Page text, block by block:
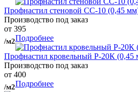
Профнастил стеновой СС-10 (0,45
Производство под заказ
от 395
/м2Подробнее
Профнастил кровельный Р-20К (0,45
Производство под заказ
от 400
/м2Подробнее